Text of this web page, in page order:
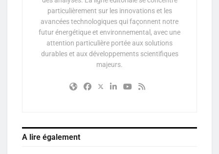
particulièrement sur les innovations et les
avancées technologiques qui façonnent notre
futur énergétique et environnemental, avec une
attention particulière portée aux solutions
durables et aux développements scientifiques
majeurs.
A lire également